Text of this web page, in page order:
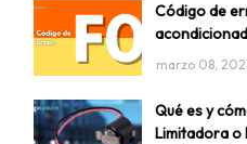
Código de
marzo 08,
Qué es y
Limitadora o